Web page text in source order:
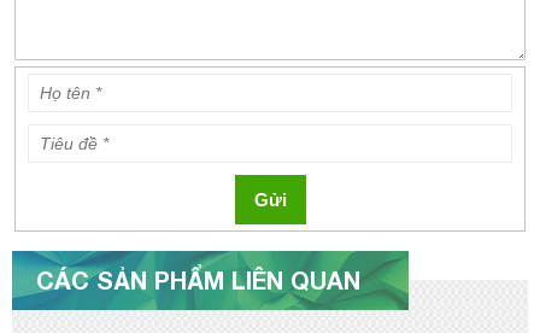
Gửi
CÁC SẢN PHẨM LIÊN QUAN